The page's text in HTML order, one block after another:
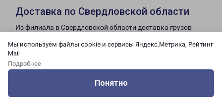
Мы используем файлы cookie и сервисы Яндекс.Метрика, Рейтинг
Mail
Подробнее
Понятно
Доставка по Свердловской области
Из филиала в Свердловской области доставка грузов
Екатеринбург
Ирбит